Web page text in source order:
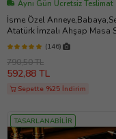
Aynı Gün Ücretsiz Teslimat
İsme Özel
Atatürk İmzalı Ahşap Masa
(Kırmızı)
(146)
790,50 TL
592,88 TL
Sepette %25 İndirim
TASARLANABİLİR